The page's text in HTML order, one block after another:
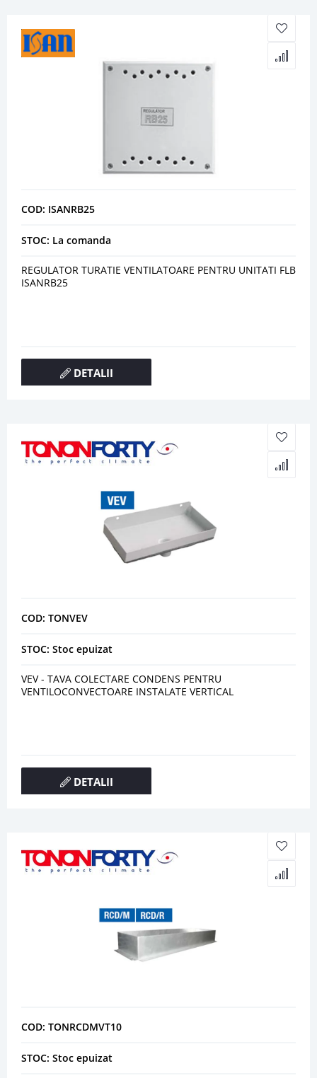
COD: ISANRB25
STOC: La comanda
REGULATOR TURATIE VENTILATOARE PENTRU UNITATI FLB
ISANRB25
DETALII
COD: TONVEV
STOC: Stoc epuizat
VEV - TAVA COLECTARE CONDENS PENTRU
VENTILOCONVECTOARE INSTALATE VERTICAL
DETALII
COD: TONRCDMVT10
STOC: Stoc epuizat